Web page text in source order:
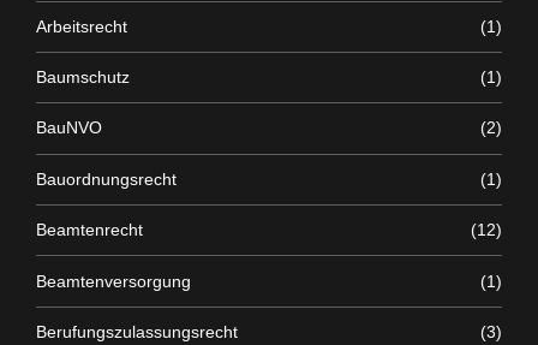
Arbeitsrecht (1)
Baumschutz (1)
BauNVO (2)
Bauordnungsrecht (1)
Beamtenrecht (12)
Beamtenversorgung (1)
Berufungszulassungsrecht (3)